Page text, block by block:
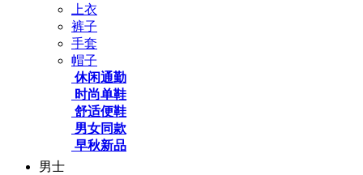
上衣
裤子
手套
帽子
休闲通勤
时尚单鞋
舒适便鞋
男女同款
早秋新品
男士